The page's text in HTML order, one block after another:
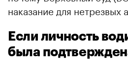
наказание для нетрезвых
Если личность
была